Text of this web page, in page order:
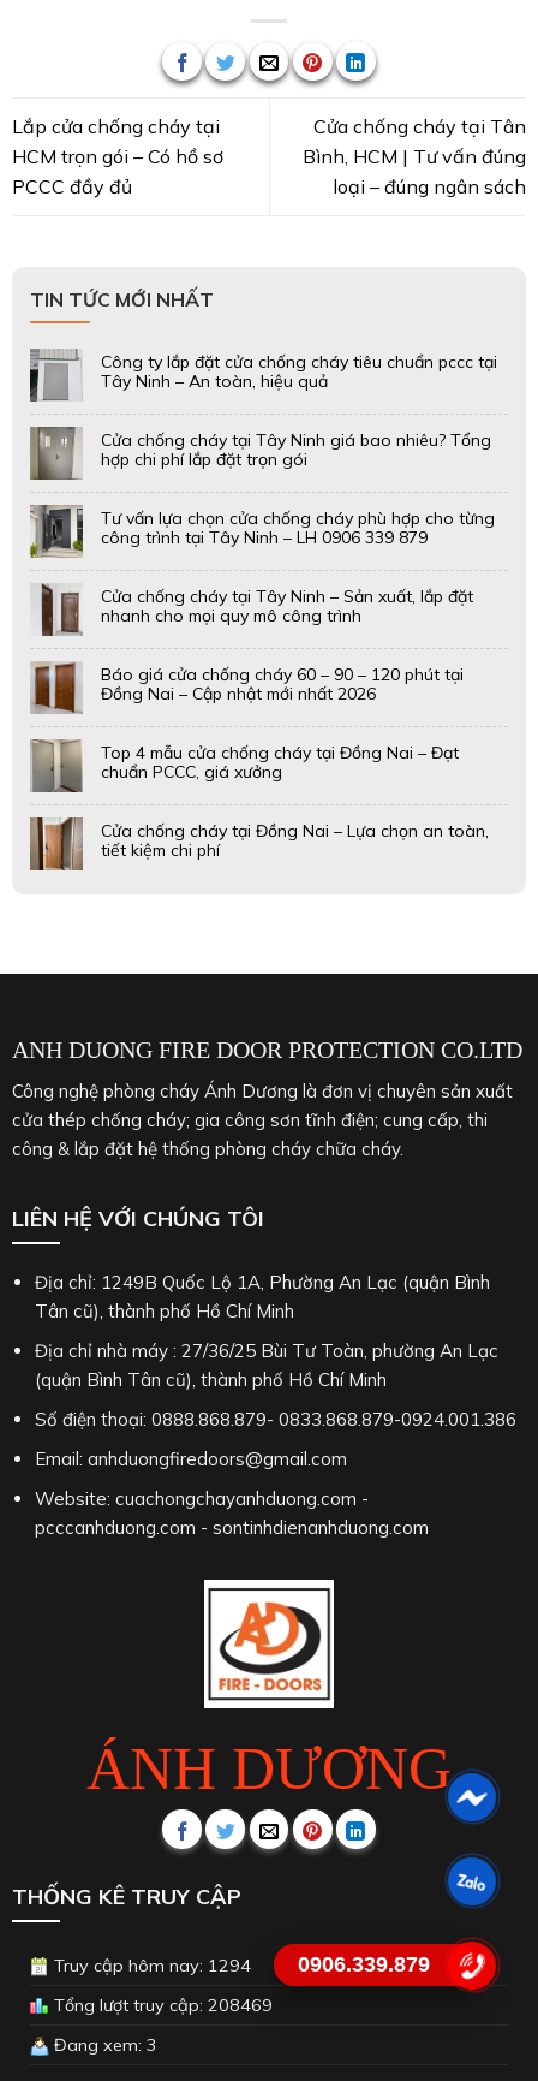
Lắp cửa chống cháy tại
HCM trọn gói – Có hồ sơ
PCCC đầy đủ
Cửa chống cháy tại Tân
Bình, HCM | Tư vấn đúng
loại – đúng ngân sách
TIN TỨC MỚI NHẤT
Công ty lắp đặt cửa chống cháy tiêu chuẩn pccc tại
Tây Ninh – An toàn, hiệu quả
Cửa chống cháy tại Tây Ninh giá bao nhiêu? Tổng
hợp chi phí lắp đặt trọn gói
Tư vấn lựa chọn cửa chống cháy phù hợp cho từng
công trình tại Tây Ninh – LH 0906 339 879
Cửa chống cháy tại Tây Ninh – Sản xuất, lắp đặt
nhanh cho mọi quy mô công trình
Báo giá cửa chống cháy 60 – 90 – 120 phút tại
Đồng Nai – Cập nhật mới nhất 2026
Top 4 mẫu cửa chống cháy tại Đồng Nai – Đạt
chuẩn PCCC, giá xưởng
Cửa chống cháy tại Đồng Nai – Lựa chọn an toàn,
tiết kiệm chi phí
ANH DUONG FIRE DOOR PROTECTION CO.LTD
Công nghệ phòng cháy Ánh Dương là đơn vị chuyên sản xuất
cửa thép chống cháy; gia công sơn tĩnh điện; cung cấp, thi
công & lắp đặt hệ thống phòng cháy chữa cháy.
ÁNH DƯƠNG
LIÊN HỆ VỚI CHÚNG TÔI
Địa chỉ: 1249B Quốc Lộ 1A, Phường An Lạc (quận Bình
Tân cũ), thành phố Hồ Chí Minh
Địa chỉ nhà máy : 27/36/25 Bùi Tư Toàn, phường An Lạc
(quận Bình Tân cũ), thành phố Hồ Chí Minh
Số điện thoại: 0888.868.879- 0833.868.879-0924.001.386
Email: anhduongfiredoors@gmail.com
Website: cuachongchayanhduong.com -
pcccanhduong.com - sontinhdienanhduong.com
THỐNG KÊ TRUY CẬP
Truy cập hôm nay: 1294
Tổng lượt truy cập: 208469
Đang xem: 3
0906.339.879